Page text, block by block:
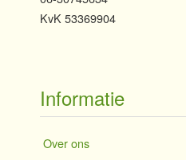
KvK 53369904
Informatie
Over ons